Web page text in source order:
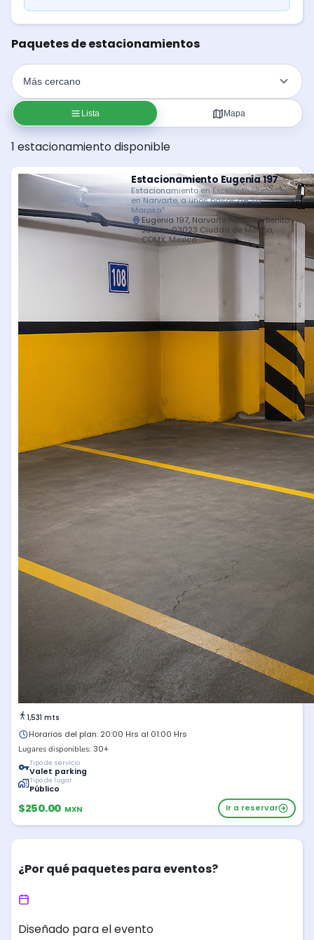
Paquetes de estacionamientos
Lista Mapa
1 estacionamiento disponible
1,531 mts
Estacionamiento Eugenia 197
Estacionamiento en Excelente Ubicación
en Narvarte, a unos pasos de "La
Maraka"
Eugenia 197, Narvarte Poniente, Benito
Juárez, 03023 Ciudad de México,
CDMX, Mexico
Horarios del plan: 20:00 Hrs al 01:00 Hrs
Lugares disponibles: 30+
Tipo de servicio
Valet parking
Tipo de lugar
Público
$250.00 MXN Ir a reservar
¿Por qué paquetes para eventos?
Diseñado para el evento